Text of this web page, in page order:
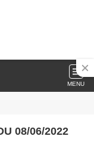
MENU
08/06/2022